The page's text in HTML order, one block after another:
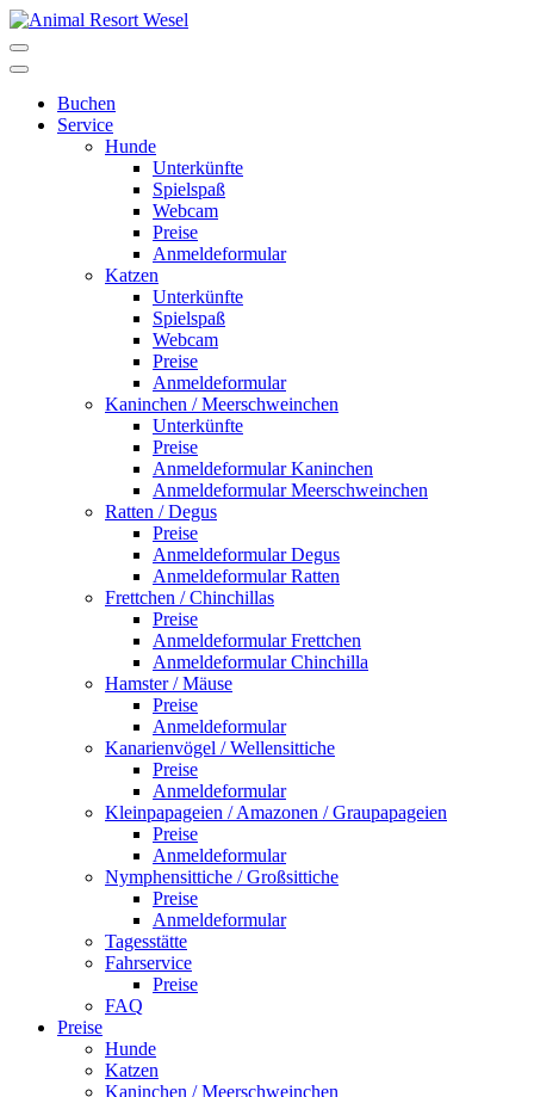
Buchen
Service
Hunde
Unterkünfte
Spielspaß
Webcam
Preise
Anmeldeformular
Katzen
Unterkünfte
Spielspaß
Webcam
Preise
Anmeldeformular
Kaninchen / Meerschweinchen
Unterkünfte
Preise
Anmeldeformular Kaninchen
Anmeldeformular Meerschweinchen
Ratten / Degus
Preise
Anmeldeformular Degus
Anmeldeformular Ratten
Frettchen / Chinchillas
Preise
Anmeldeformular Frettchen
Anmeldeformular Chinchilla
Hamster / Mäuse
Preise
Anmeldeformular
Kanarienvögel / Wellensittiche
Preise
Anmeldeformular
Kleinpapageien / Amazonen / Graupapageien
Preise
Anmeldeformular
Nymphensittiche / Großsittiche
Preise
Anmeldeformular
Tagesstätte
Fahrservice
Preise
FAQ
Preise
Hunde
Katzen
Kaninchen / Meerschweinchen